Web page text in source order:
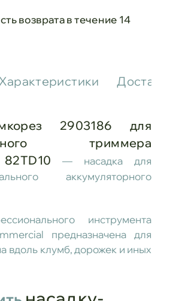
возврата в течение 14
2903186 для
триммера
— насадка для
аккумуляторного
инструмента
предназначена для
вдоль клумб, дорожек и иных